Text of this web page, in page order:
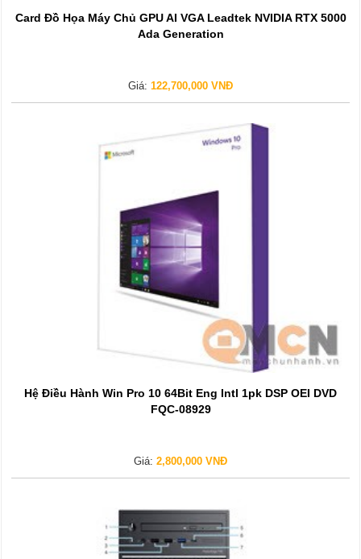
Card Đồ Họa Máy Chủ GPU AI VGA Leadtek NVIDIA RTX 5000
Ada Generation
Giá: 122,700,000 VNĐ
Hệ Điều Hành Win Pro 10 64Bit Eng Intl 1pk DSP OEI DVD
FQC-08929
Giá: 2,800,000 VNĐ